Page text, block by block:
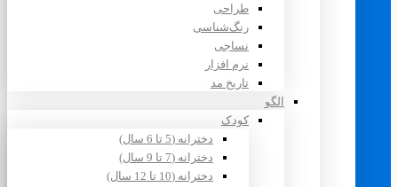
طراحی
رنگ‌شناسی
نساجی
نرم افزار
تاریخ مد
الگو
کودک
دخترانه (5 تا 6 سال)
دخترانه (7 تا 9 سال)
دخترانه (10 تا 12 سال)